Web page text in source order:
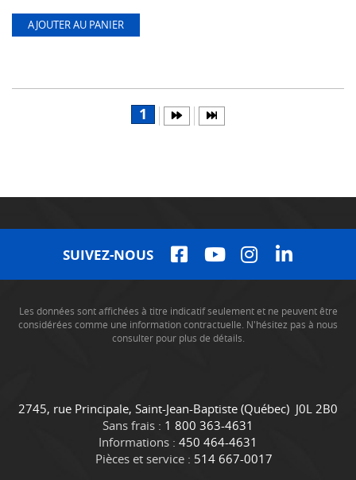
AJOUTER AU PANIER
1
SUIVEZ-NOUS
Les données sont affichées à titre indicatif seulement et ne peuvent être
considérées comme une information contractuelle. N'hésitez pas à nous
consulter pour plus de détails.
C
o
n
t
C
a
m
i
2745, rue Principale, Saint-Jean-Baptiste (Québec) J0L 2B0
Sans frais : 1 800 363-4631
Informations : 450 464-4631
Pièces et service : 514 667-0017